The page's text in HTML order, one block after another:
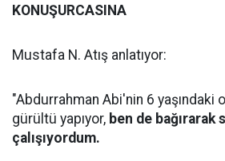
KONUŞURCASINA
Mustafa N. Atış anlatıyor:
"Abdurrahman Abi'nin 6 yaşındaki
gürültü yapıyor, ben de bağırarak
çalışıyordum.